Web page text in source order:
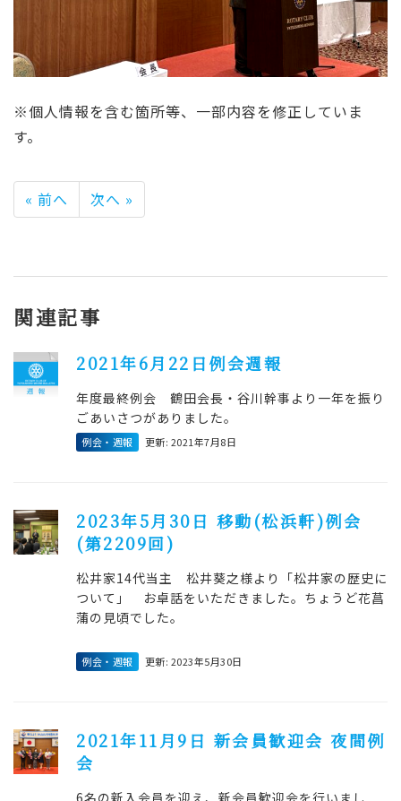
※個人情報を含む箇所等、一部内容を修正していま
す。
« 前へ 次へ »
関連記事
2021年6月22日例会週報
年度最終例会 鶴田会長・谷川幹事より一年を振り
ごあいさつがありました。
例会・週報 更新: 2021年7月8日
2023年5月30日 移動(松浜軒)例会
(第2209回)
松井家14代当主 松井葵之様より「松井家の歴史に
ついて」 お卓話をいただきました。ちょうど花菖
蒲の見頃でした。
例会・週報 更新: 2023年5月30日
2021年11月9日 新会員歓迎会 夜間例
会